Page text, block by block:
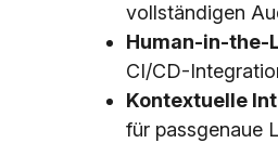
vollständigen
Human-in-the-
CI/CD-
Kontextuelle
für passgenaue